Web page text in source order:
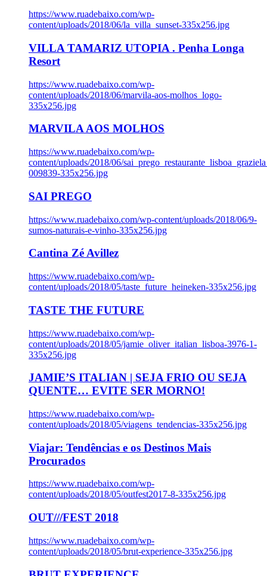
https://www.ruadebaixo.com/wp-
content/uploads/2018/06/la_villa_sunset-335x256.jpg
VILLA TAMARIZ UTOPIA . Penha Longa
Resort
https://www.ruadebaixo.com/wp-
content/uploads/2018/06/marvila-aos-molhos_logo-
335x256.jpg
MARVILA AOS MOLHOS
https://www.ruadebaixo.com/wp-
content/uploads/2018/06/
009839-335x256.jpg
SAI PREGO
https://www.ruadebaixo.com/wp-content/uploads/2018/06/9-
sumos-naturais-e-vinho-335x256.jpg
Cantina Zé Avillez
https://www.ruadebaixo.com/wp-
content/uploads/2018/05/taste_future_heineken-335x256.jpg
TASTE THE FUTURE
https://www.ruadebaixo.com/wp-
content/uploads/2018/05/jamie_oliver_italian_lisboa-3976-1-
335x256.jpg
JAMIE’S ITALIAN | SEJA FRIO OU SEJA
QUENTE… EVITE SER MORNO!
https://www.ruadebaixo.com/wp-
content/uploads/2018/05/viagens_tendencias-335x256.jpg
Viajar: Tendências e os Destinos Mais
Procurados
https://www.ruadebaixo.com/wp-
content/uploads/2018/05/outfest2017-8-335x256.jpg
OUT///FEST 2018
https://www.ruadebaixo.com/wp-
content/uploads/2018/05/brut-experience-335x256.jpg